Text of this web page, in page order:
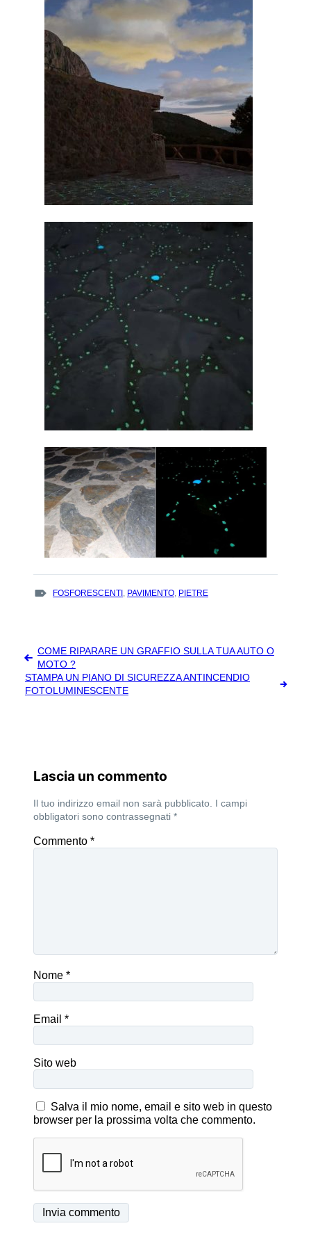
TAGS
FOSFORESCENTI PAVIMENTO PIETRE
articoli
COME RIPARARE UN GRAFFIO SULLA TUA AUTO O
MOTO ?
STAMPA UN PIANO DI SICUREZZA ANTINCENDIO
FOTOLUMINESCENTE
Lascia un commento
Il tuo indirizzo email non sarà pubblicato. I campi
obbligatori sono contrassegnati *
Commento *
Nome *
Email *
Sito web
Salva il mio nome, email e sito web in questo
browser per la prossima volta che commento.